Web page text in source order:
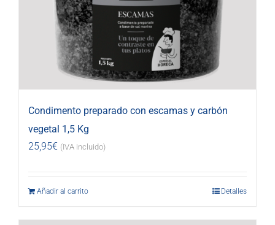
Condimento preparado con escamas y carbón
vegetal 1,5 Kg
25,95€ (IVA incluido)
Añadir al carrito Detalles